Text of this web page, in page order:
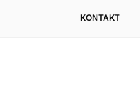
KONTAKT